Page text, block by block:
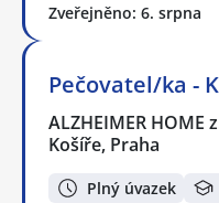
Zveřejněno: 6. srpna
Pečovatel/ka -
ALZHEIMER HOME
Košíře, Praha
Plný úvazek